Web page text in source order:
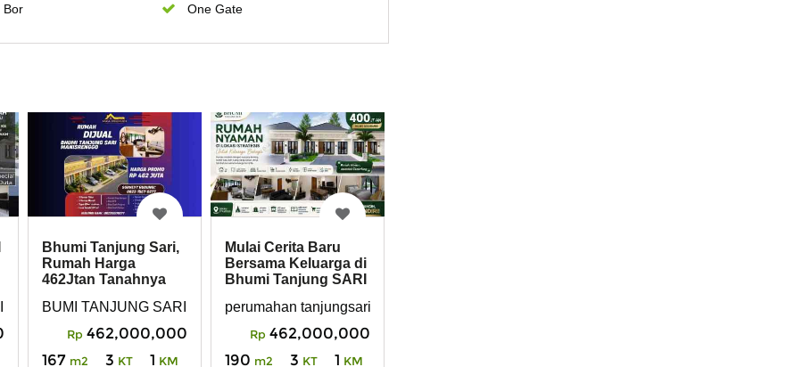
Bor One Gate
Kabupaten Klaten, Jawa Tengah 57485
Tanjungsari, Kec. Manisrenggo, Kabupaten Klaten, Jawa Tengah 57485
Bhumi Tanjung Sari,
Rumah Harga
462Jtan Tanahnya
BUMI TANJUNG SARI, Tanjungsari, Kec. Manisrenggo, Kabupaten Klaten, Jawa Tengah 57485
Rp 462,000,000
167 m2 3 KT 1 KM
Mulai Cerita Baru
Bersama Keluarga di
Bhumi Tanjung SARI
perumahan tanjungsari, manisrenggo, prambanan
Rp 462,000,000
190 m2 3 KT 1 KM